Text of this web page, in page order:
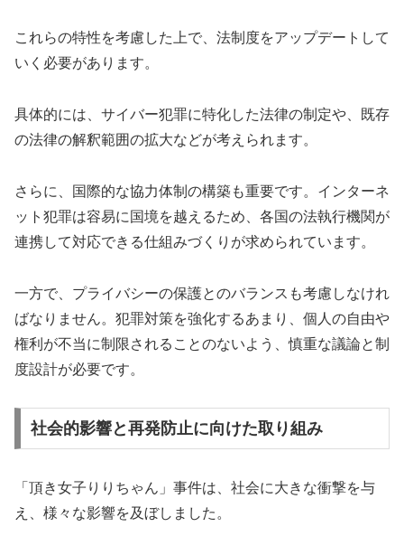
これらの特性を考慮した上で、法制度をアップデートして
いく必要があります。
具体的には、サイバー犯罪に特化した法律の制定や、既存
の法律の解釈範囲の拡大などが考えられます。
さらに、国際的な協力体制の構築も重要です。インターネ
ット犯罪は容易に国境を越えるため、各国の法執行機関が
連携して対応できる仕組みづくりが求められています。
一方で、プライバシーの保護とのバランスも考慮しなけれ
ばなりません。犯罪対策を強化するあまり、個人の自由や
権利が不当に制限されることのないよう、慎重な議論と制
度設計が必要です。
社会的影響と再発防止に向けた取り組み
「頂き女子りりちゃん」事件は、社会に大きな衝撃を与
え、様々な影響を及ぼしました。